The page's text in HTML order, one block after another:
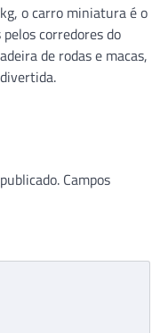
o carro miniatura é o
corredores do
de rodas e macas,
Campos